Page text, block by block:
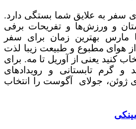
سفر به علایق شما بستگی دارد.
و ورزش‌ها و تفریحات برفی
مارس بهترین زمان برای سفر
هوای مطبوع و طبیعت زیبا لذت
کنید یعنی از آوریل تا مه. برای
و گرم تابستانی و رویدادهای
ژوئن، جولای آگوست را انتخاب